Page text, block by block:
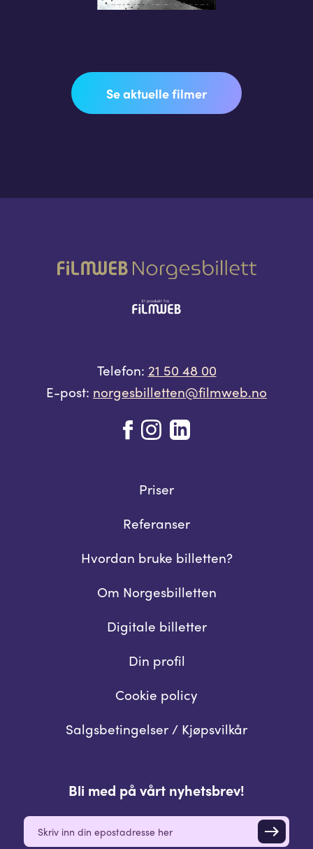
Se aktuelle filmer
Telefon: 21 50 48 00
E-post: norgesbilletten@filmweb.no
Priser
Referanser
Hvordan bruke billetten?
Om Norgesbilletten
Digitale billetter
Din profil
Cookie policy
Salgsbetingelser / Kjøpsvilkår
Bli med på vårt nyhetsbrev!
E